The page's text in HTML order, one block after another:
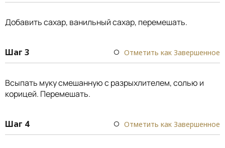
Добавить сахар, ванильный сахар, перемешать.
Шаг 3 Отметить как Завершенное
Всыпать муку смешанную с разрыхлителем, солью и
корицей. Перемешать.
Шаг 4 Отметить как Завершенное